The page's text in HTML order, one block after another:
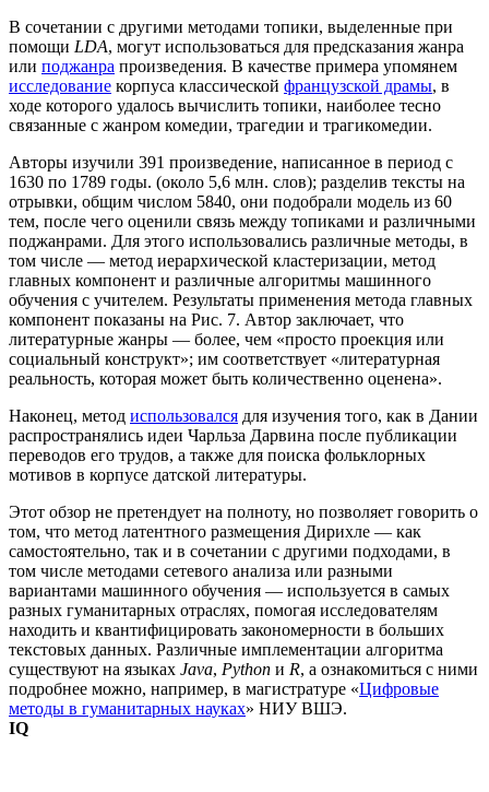
В сочетании с другими методами топики, выделенные при
помощи LDA, могут использоваться для предсказания жанра
или поджанра произведения. В качестве примера упомянем
исследование корпуса классической французской драмы, в
ходе которого удалось вычислить топики, наиболее тесно
связанные с жанром комедии, трагедии и трагикомедии.
Авторы изучили 391 произведение, написанное в период с
1630 по 1789 годы. (около 5,6 млн. слов); разделив тексты на
отрывки, общим числом 5840, они подобрали модель из 60
тем, после чего оценили связь между топиками и различными
поджанрами. Для этого использовались различные методы, в
том числе — метод иерархической кластеризации, метод
главных компонент и различные алгоритмы машинного
обучения с учителем. Результаты применения метода главных
компонент показаны на Рис. 7. Автор заключает, что
литературные жанры — более, чем «просто проекция или
социальный конструкт»; им соответствует «литературная
реальность, которая может быть количественно оценена».
Наконец, метод использовался для изучения того, как в Дании
распространялись идеи Чарльза Дарвина после публикации
переводов его трудов, а также для поиска фольклорных
мотивов в корпусе датской литературы.
Этот обзор не претендует на полноту, но позволяет говорить о
том, что метод латентного размещения Дирихле — как
самостоятельно, так и в сочетании с другими подходами, в
том числе методами сетевого анализа или разными
вариантами машинного обучения — используется в самых
разных гуманитарных отраслях, помогая исследователям
находить и квантифицировать закономерности в больших
текстовых данных. Различные имплементации алгоритма
существуют на языках Java, Python и R, а ознакомиться с ними
подробнее можно, например, в магистратуре «Цифровые
методы в гуманитарных науках» НИУ ВШЭ.
IQ